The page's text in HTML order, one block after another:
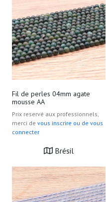
Fil de perles 04mm agate
mousse AA
Prix reservé aux professionnels,
merci de vous inscrire ou de vous
connecter
Brésil